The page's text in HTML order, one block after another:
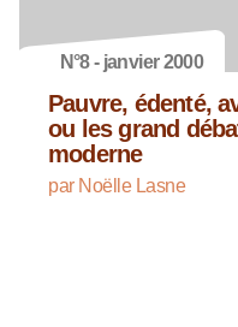
N°8 - janvier 2000
Pauvre, édenté,
ou les grand
moderne
par Noëlle Lasne